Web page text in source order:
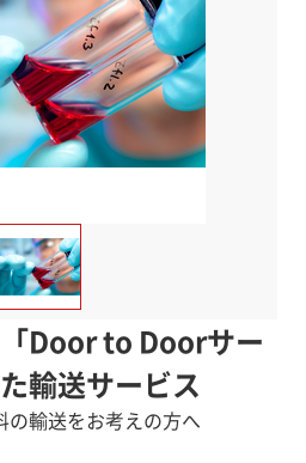
Door to Doorサー
輸送サービス
輸送をお考えの方へ